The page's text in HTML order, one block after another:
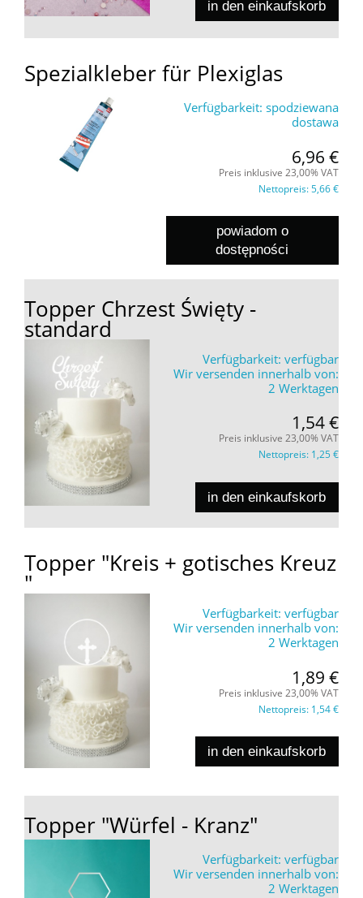
in den einkaufskorb
Spezialkleber für Plexiglas
Verfügbarkeit: spodziewana
dostawa
6,96 €
Preis inklusive 23,00% VAT
Nettopreis:5,66 €
powiadom o
dostępności
Topper Chrzest Święty -
standard
Verfügbarkeit: verfügbar
Wir versenden innerhalb von:
2 Werktagen
1,54 €
Preis inklusive 23,00% VAT
Nettopreis: 1,25 €
in den einkaufskorb
Topper "Kreis + gotisches Kreuz
"
Verfügbarkeit: verfügbar
Wir versenden innerhalb von:
2 Werktagen
1,89 €
Preis inklusive 23,00% VAT
Nettopreis: 1,54 €
in den einkaufskorb
Topper "Würfel - Kranz"
Verfügbarkeit: verfügbar
Wir versenden innerhalb von:
2 Werktagen